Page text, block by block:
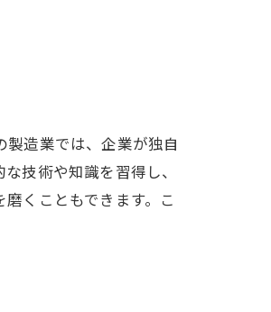
造業では、企業が独自
技術や知識を習得し、
くこともできます。こ